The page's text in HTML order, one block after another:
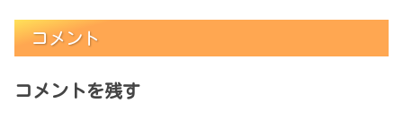
コメント
コメントを残す